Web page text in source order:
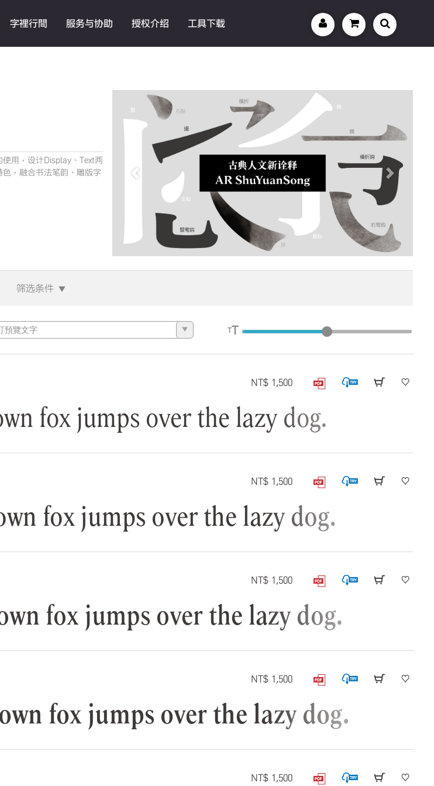
字裡行間 服务与协助 授权介绍 工具下载
用，设计Display、Text两
，融合书法笔韵、雕版字
Previous Next
筛选条件 ▼
▼ TT
NT$ 1,500
fox jumps over the lazy dog.
NT$ 1,500
fox jumps over the lazy dog.
NT$ 1,500
fox jumps over the lazy dog.
NT$ 1,500
fox jumps over the lazy dog.
NT$ 1,500